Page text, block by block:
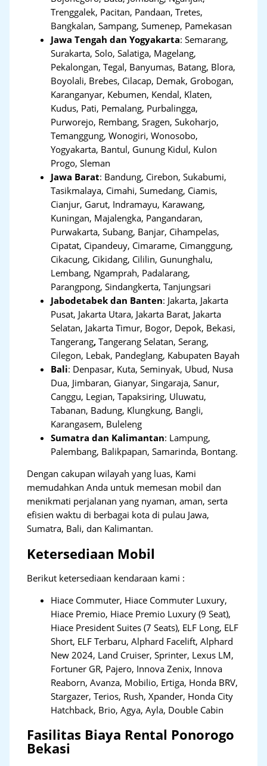
Trenggalek, Pacitan, Pandaan, Tretes,
Bangkalan, Sampang, Sumenep, Pamekasan
Jawa Tengah dan Yogyakarta:Semarang,
Surakarta, Solo, Salatiga, Magelang,
Pekalongan, Tegal, Banyumas, Batang, Blora,
Boyolali, Brebes, Cilacap, Demak, Grobogan,
Karanganyar, Kebumen, Kendal, Klaten,
Kudus, Pati, Pemalang, Purbalingga,
Purworejo, Rembang, Sragen, Sukoharjo,
Temanggung, Wonogiri, Wonosobo,
Yogyakarta, Bantul, Gunung Kidul, Kulon
Progo, Sleman
Jawa Barat: Bandung, Cirebon, Sukabumi,
Tasikmalaya, Cimahi, Sumedang, Ciamis,
Cianjur, Garut, Indramayu, Karawang,
Kuningan, Majalengka, Pangandaran,
Purwakarta, Subang, Banjar, Cihampelas,
Cipatat, Cipandeuy, Cimarame, Cimanggung,
Cikacung, Cikidang, Cililin, Gununghalu,
Lembang, Ngamprah, Padalarang,
Parangpong, Sindangkerta, Tanjungsari
Jabodetabek dan Banten: Jakarta, Jakarta
Pusat, Jakarta Utara, Jakarta Barat, Jakarta
Selatan, Jakarta Timur, Bogor, Depok, Bekasi,
Tangerang,Tangerang Selatan, Serang,
Cilegon, Lebak, Pandeglang, Kabupaten Bayah
Bali: Denpasar, Kuta, Seminyak, Ubud, Nusa
Dua, Jimbaran, Gianyar, Singaraja, Sanur,
Canggu, Legian, Tapaksiring, Uluwatu,
Tabanan, Badung, Klungkung, Bangli,
Karangasem, Buleleng
Sumatra dan Kalimantan: Lampung,
Palembang, Balikpapan, Samarinda, Bontang.
Dengan cakupan wilayah yang luas, Kami
memudahkan Anda untuk memesan mobil dan
menikmati perjalanan yang nyaman, aman, serta
efisien waktu di berbagai kota di pulau Jawa,
Sumatra, Bali, dan Kalimantan.
Ketersediaan Mobil
Berikut ketersediaan kendaraan kami :
Hiace Commuter, Hiace Commuter Luxury,
Hiace Premio, Hiace Premio Luxury (9 Seat),
Hiace President Suites (7 Seats), ELF Long, ELF
Short, ELF Terbaru, Alphard Facelift, Alphard
New 2024, Land Cruiser, Sprinter, Lexus LM,
Fortuner GR, Pajero, Innova Zenix, Innova
Reaborn, Avanza, Mobilio, Ertiga, Honda BRV,
Stargazer, Terios, Rush, Xpander, Honda City
Hatchback, Brio, Agya, Ayla, Double Cabin
Fasilitas Biaya Rental Ponorogo
Bekasi